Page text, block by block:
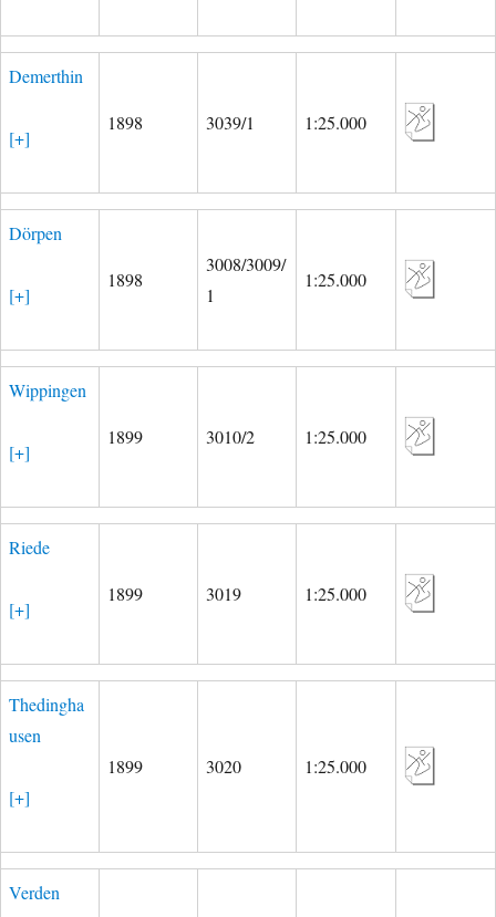
Demerthin
[+]
1898 3039/1 1:25.000
Dörpen
[+]
1898
3008/3009/
1
1:25.000
Wippingen
[+]
1899 3010/2 1:25.000
Riede
[+]
1899 3019 1:25.000
Thedingha
usen
[+]
1899 3020 1:25.000
Verden